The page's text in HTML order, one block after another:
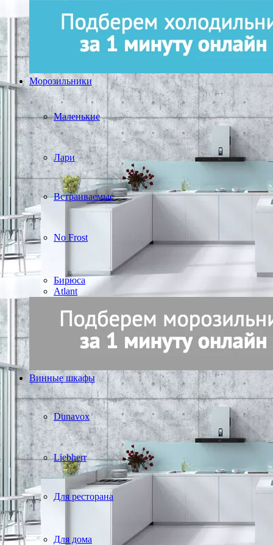
Морозильники
Маленькие
Лари
Встраиваемые
No Frost
Бирюса
Atlant
Винные шкафы
Dunavox
Liebherr
Для ресторана
Для дома